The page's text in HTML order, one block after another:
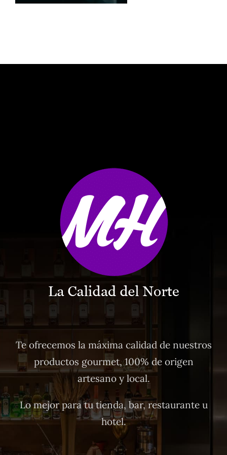
Te ofrecemos la máxima calidad de nuestros
productos gourmet, 100% de origen
artesano y local.
Lo mejor para tu tienda, bar, restaurante u
hotel.